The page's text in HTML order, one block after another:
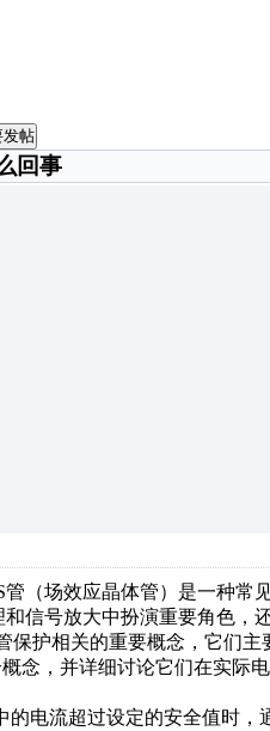
发帖
回事
（场效应晶体管）是一种
信号放大中扮演重要角色，
保护相关的重要概念，它们
念，并详细讨论它们在实际
的电流超过设定的安全值时